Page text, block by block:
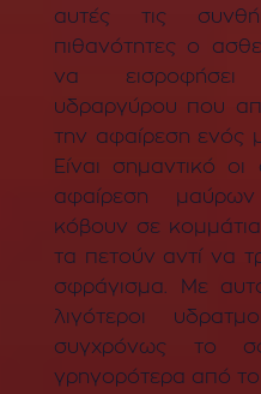
αυτές τις
πιθανότητες ο
να
υδραργύρου που
την αφαίρεση ενός
Είναι σημαντικό
αφαίρεση
κόβουν σε
τα πετούν αντί να
σφράγισμα. Με
λιγότεροι
συγχρόνως το
γρηγορότερα από